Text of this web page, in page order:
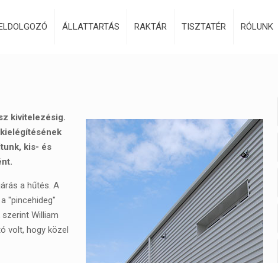
ÁLLATTARTÁS RAKTÁR TISZTATÉR RÓLUNK
kivitelezésig.
kis- és
a hűtés. A
"pincehideg"
William
volt, hogy közel